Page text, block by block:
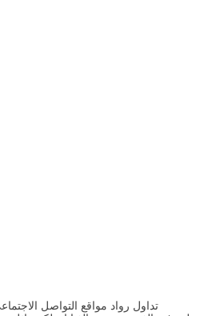
تداول رواد مواقع التواصل